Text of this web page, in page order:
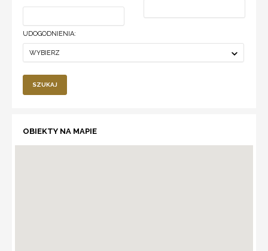
UDOGODNIENIA:
WYBIERZ
SZUKAJ
OBIEKTY NA MAPIE